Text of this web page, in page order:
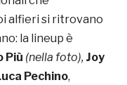
alfieri si ritrovano
la lineup è
Più (nella foto), Joy
Pechino,